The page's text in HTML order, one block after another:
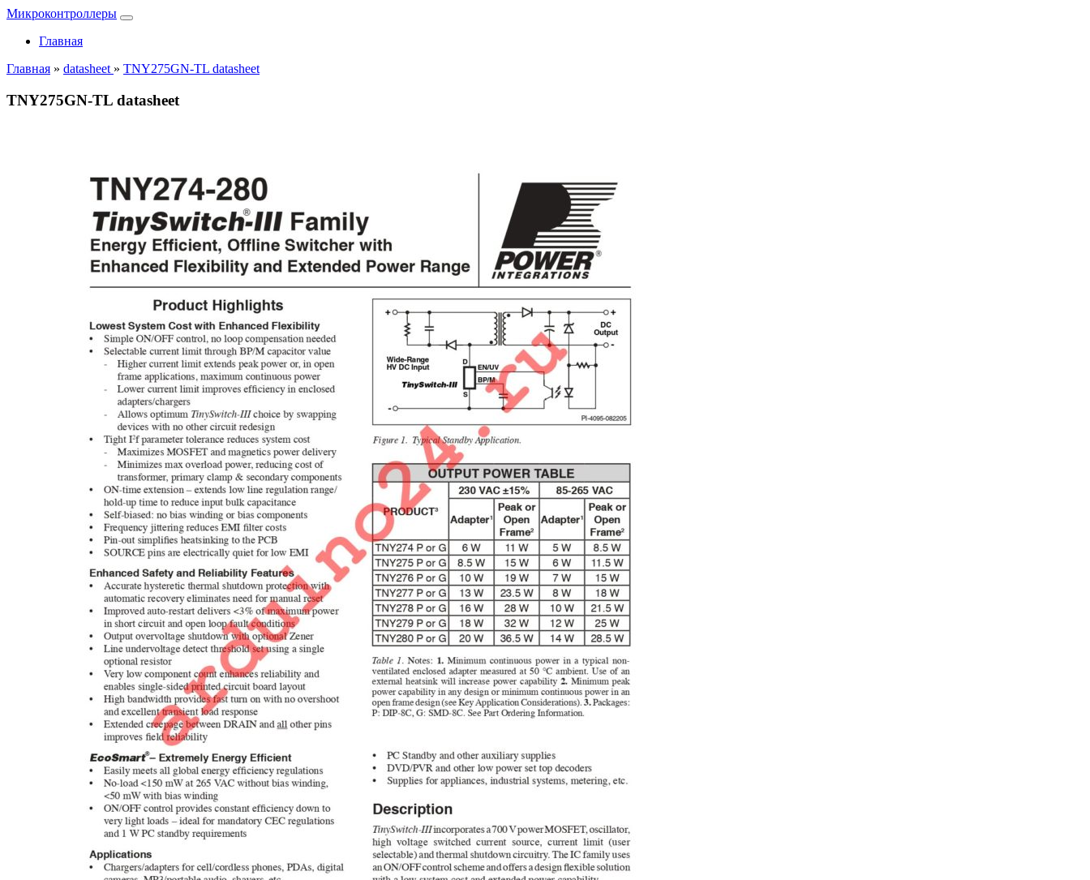
Микроконтроллеры
Главная
Главная » datasheet » TNY275GN-TL datasheet
TNY275GN-TL datasheet